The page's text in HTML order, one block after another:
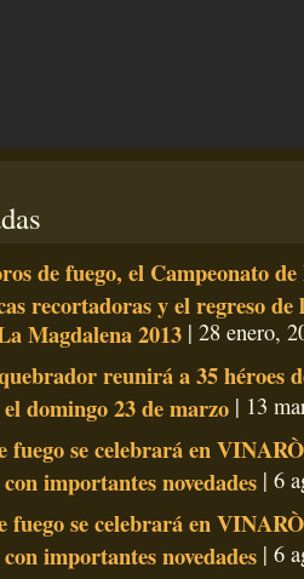
de fuego, el Campeonato de
recortadoras y el regreso de
Magdalena 2013| 28 enero,
reunirá a 35 héroes
domingo 23 de marzo| 13
fuego se celebrará en
importantes novedades| 6
fuego se celebrará en
importantes novedades| 6